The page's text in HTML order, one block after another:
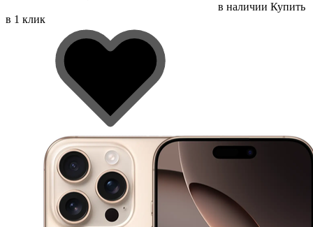
в наличии Купить
в 1 клик